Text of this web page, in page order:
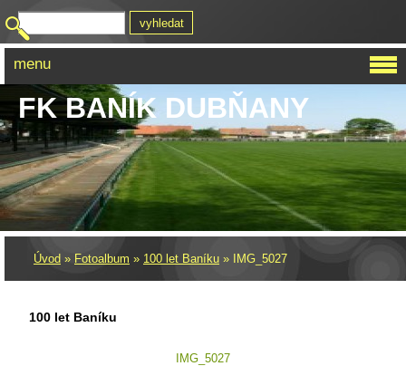
FK BANÍK DUBŇANY
Úvod » Fotoalbum » 100 let Baníku » IMG_5027
100 let Baníku
IMG_5027
menu